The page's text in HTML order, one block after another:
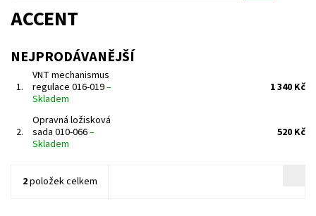
ACCENT
NEJPRODÁVANĚJŠÍ
1.
VNT mechanismus
regulace 016-019–
Skladem
1 340 Kč
2.
Opravná ložisková
sada 010-066–
Skladem
520 Kč
2položek celkem